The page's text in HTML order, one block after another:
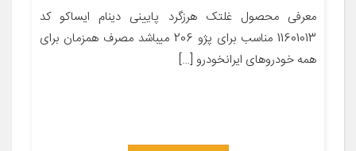
معرفی محصول غلتک هرزگرد پایینی دینام ایساکو کد
11601013 مناسب برای پژو 206 میباشد مصرف همزمان برای
همه خودروهای ایرانخودرو […]